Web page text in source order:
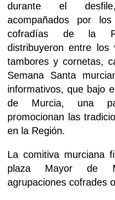
durante el
acompañados por
cofradías de la
distribuyeron entre
tambores y cornetas,
Semana Santa
informativos, que bajo
de Murcia, una
promocionan las
en la Región.
La comitiva murciana
plaza Mayor de
agrupaciones cofrades